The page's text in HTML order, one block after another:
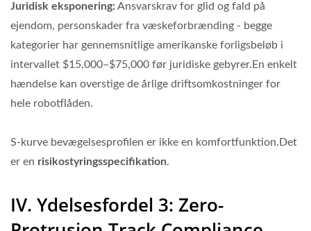
Juridisk eksponering: Ansvarskrav for glid og fald på
ejendom, personskader fra væskeforbrænding - begge
kategorier har gennemsnitlige amerikanske forligsbeløb i
intervallet $15,000–$75,000 før juridiske gebyrer.En enkelt
hændelse kan overstige de årlige driftsomkostninger for
hele robotflåden.
S-kurve bevægelsesprofilen er ikke en komfortfunktion.Det
er en risikostyringsspecifikation.
IV. Ydelsesfordel 3: Zero-